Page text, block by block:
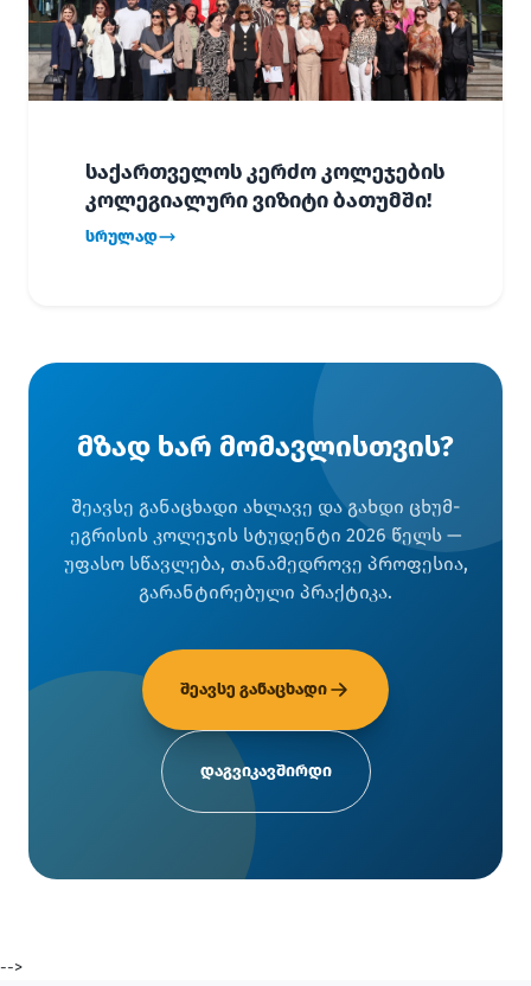
საქართველოს კერძო კოლეჯების
კოლეგიალური ვიზიტი ბათუმში!
სრულად
მზად ხარ მომავლისთვის?
შეავსე განაცხადი ახლავე და გახდი ცხუმ-
ეგრისის კოლეჯის სტუდენტი 2026 წელს —
უფასო სწავლება, თანამედროვე პროფესია,
გარანტირებული პრაქტიკა.
შეავსე განაცხადი
დაგვიკავშირდი
-->